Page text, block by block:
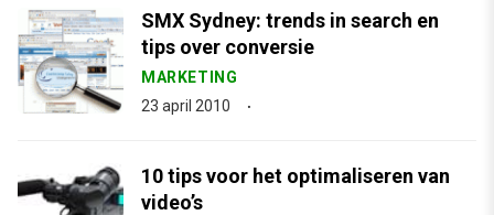
SMX Sydney: trends in search en
tips over conversie
MARKETING
23 april 2010
10 tips voor het optimaliseren van
video’s